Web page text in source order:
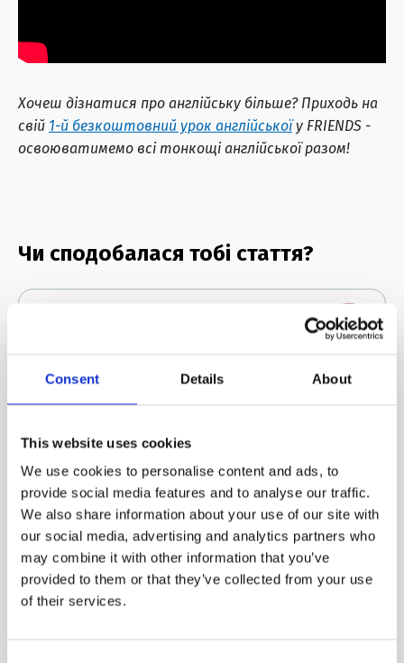
Consent Details About
This website uses cookies
We use cookies to personalise content and ads, to
provide social media features and to analyse our traffic.
We also share information about your use of our site with
our social media, advertising and analytics partners who
may combine it with other information that you’ve
provided to them or that they’ve collected from your use
of their services.
Хочеш дізнатися про англійську більше? Приходь на
свій 1-й безкоштовний урок англійськоїу FRIENDS -
освоюватимемо всі тонкощі англійської разом!
Чи сподобалася тобі стаття?
Не сподобалась